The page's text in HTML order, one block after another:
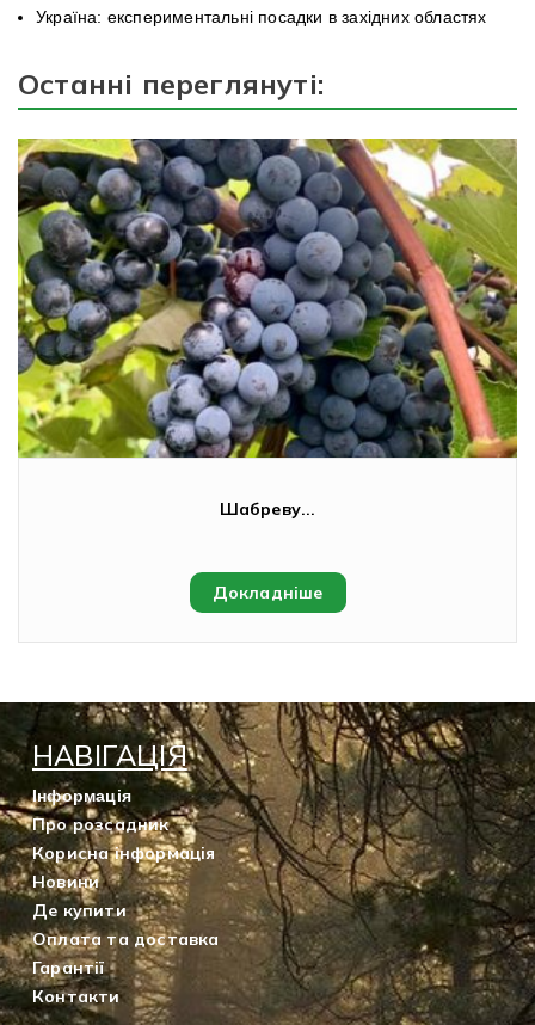
Україна: експериментальні посадки в західних областях
Останні переглянуті:
Шабреву...
Докладніше
НАВІГАЦІЯ
Інформація
Про розсадник
Корисна інформація
Новини
Де купити
Оплата та доставка
Гарантії
Контакти